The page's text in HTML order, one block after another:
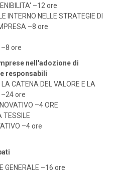
–12 ore
INTERNO NELLE STRATEGIE DI
–8 ore
ore
nell'adozione di
responsabili
CATENA DEL VALORE E LA
–24 ore
–4 ORE
TESSILE
–4 ore
GENERALE –16 ore